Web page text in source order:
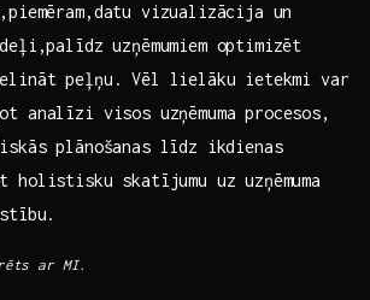
vizualizācija un
uzņēmumiem optimizēt
peļņu. Vēl lielāku ietekmi ​var
analīzi visos uzņēmuma procesos,
plānošanas‌ līdz ‌ikdienas
holistisku ‌skatījumu uz uzņēmuma
ar MI.